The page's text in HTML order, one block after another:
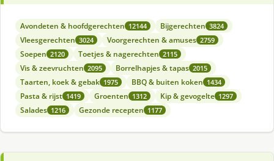
Avondeten & hoofdgerechten 12144 Bijgerechten 3824
Vleesgerechten 3024 Voorgerechten & amuses 2759
Soepen 2120 Toetjes & nagerechten 2115
Vis & zeevruchten 2095 Borrelhapjes & tapas 2015
Taarten, koek & gebak 1975 BBQ & buiten koken 1434
Pasta & rijst 1419 Groenten 1312 Kip & gevogelte 1297
Salades 1216 Gezonde recepten 1177